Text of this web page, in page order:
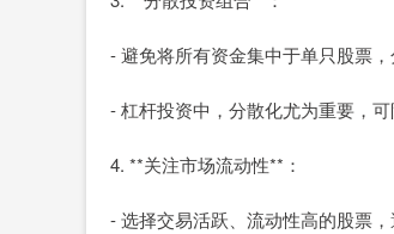
- 避免将所有资金集中于单只股票
- 杠杆投资中，分散化尤为重要，
4. **关注市场流动性**：
- 选择交易活跃、流动性高的股票